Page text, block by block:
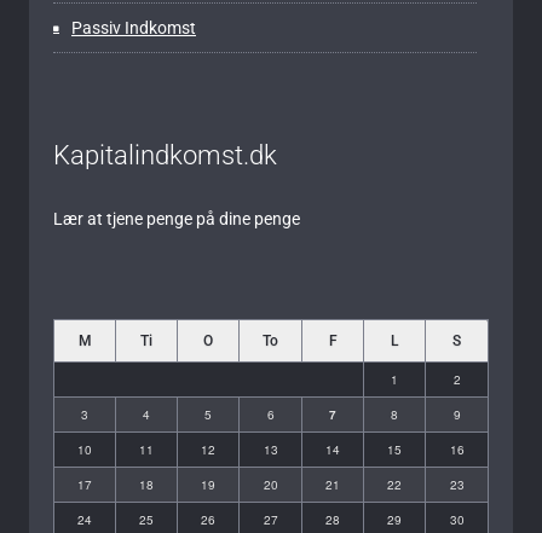
Passiv Indkomst
Kapitalindkomst.dk
Lær at tjene penge på dine penge
M Ti O To F L S
1 2
3 4 5 6 7 8 9
10 11 12 13 14 15 16
17 18 19 20 21 22 23
24 25 26 27 28 29 30